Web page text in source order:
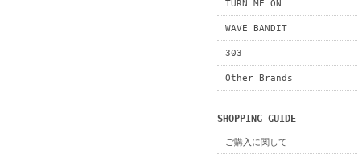
TURN ME ON
WAVE BANDIT
303
Other Brands
SHOPPING GUIDE
ご購入に関して